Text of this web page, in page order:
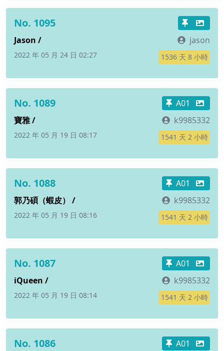
No. 1095
Jason / jason
2022 年 05 月 24 日 02:27 1536 天 8 小時
No. 1089
A01
寶雅 /
k9985332
2022 年 05 月 19 日 08:17 1541 天 2 小時
No. 1088
A01
郭乃碩（蝦皮） /
k9985332
2022 年 05 月 19 日 08:16 1541 天 2 小時
No. 1087
A01
iQueen /
k9985332
2022 年 05 月 19 日 08:14 1541 天 2 小時
No. 1086
A01